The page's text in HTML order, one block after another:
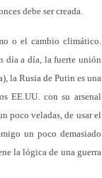
debe ser creada.
o el cambio climático.
día a día, la fuerte unión
la Rusia de Putin es una
EE.UU. con su arsenal
poco veladas, de usar el
un poco demasiado
la lógica de una guerra